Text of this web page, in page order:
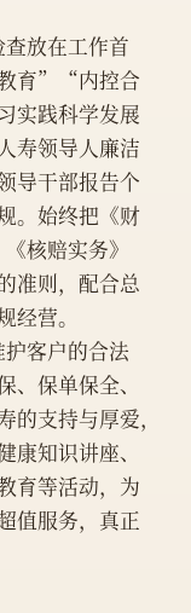
放在工作首
育”“内控合
实践科学发展
寿领导人廉洁
导干部报告个
。始终把《财
核赔实务》
准则，配合总
营。
客户的合法
保单保全、
支持与厚爱，
知识讲座、
育等活动，为
值服务，真正